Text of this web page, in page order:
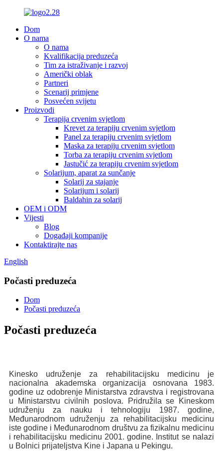
Dom
O nama
O nama
Kvalifikacija preduzeća
Tim za istraživanje i razvoj
Američki oblak
Partneri
Scenarij primjene
Posvećen svijetu
Proizvodi
Terapija crvenim svjetlom
Krevet za terapiju crvenim svjetlom
Panel za terapiju crvenim svjetlom
Maska za terapiju crvenim svjetlom
Torba za terapiju crvenim svjetlom
Jastučić za terapiju crvenim svjetlom
Solarijum, aparat za sunčanje
Solarij za stajanje
Solarijum i solarij
Baldahin za solarij
OEM i ODM
Vijesti
Blog
Događaji kompanije
Kontaktirajte nas
English
Počasti preduzeća
Dom
Počasti preduzeća
Počasti preduzeća
Kinesko udruženje za rehabilitacijsku medicinu je
nacionalna akademska organizacija osnovana 1983.
godine uz odobrenje Ministarstva zdravstva i registrovana
u Ministarstvu civilnih poslova. Pridružila se Kineskom
udruženju za nauku i tehnologiju 1987. godine,
Međunarodnom udruženju za rehabilitacijsku medicinu
iste godine i Međunarodnom društvu za fizikalnu medicinu
i rehabilitacijsku medicinu 2001. godine. Institut se nalazi
u Bolnici prijateljstva Kine i Japana u Pekingu.